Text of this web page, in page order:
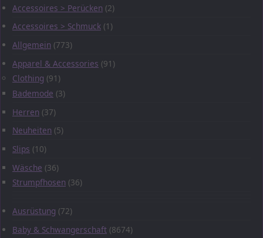
Accessoires > Perücken (2)
Accessoires > Schmuck (1)
Allgemein (773)
Apparel & Accessories (91)
Clothing (91)
Bademode (3)
Herren (37)
Neuheiten (5)
Slips (10)
Wäsche (36)
Strumpfhosen (36)
Ausrüstung (72)
Baby & Schwangerschaft (8674)